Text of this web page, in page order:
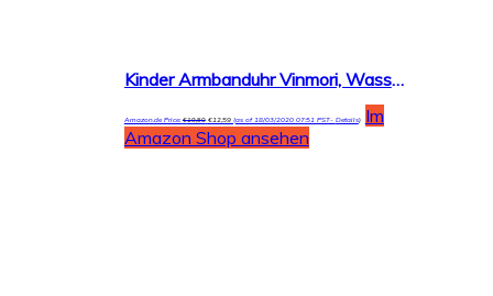
Kinder Armbanduhr Vinmori, Wasserdichte Quarzuhr mit süßer 3D-Karikatur, Geschenk für Kinder,Jungen und Mädchen
Amazon.de Price:€19,50 €12,59(as of 18/03/2020 07:51 PST- Details)
Im
Amazon Shop ansehen